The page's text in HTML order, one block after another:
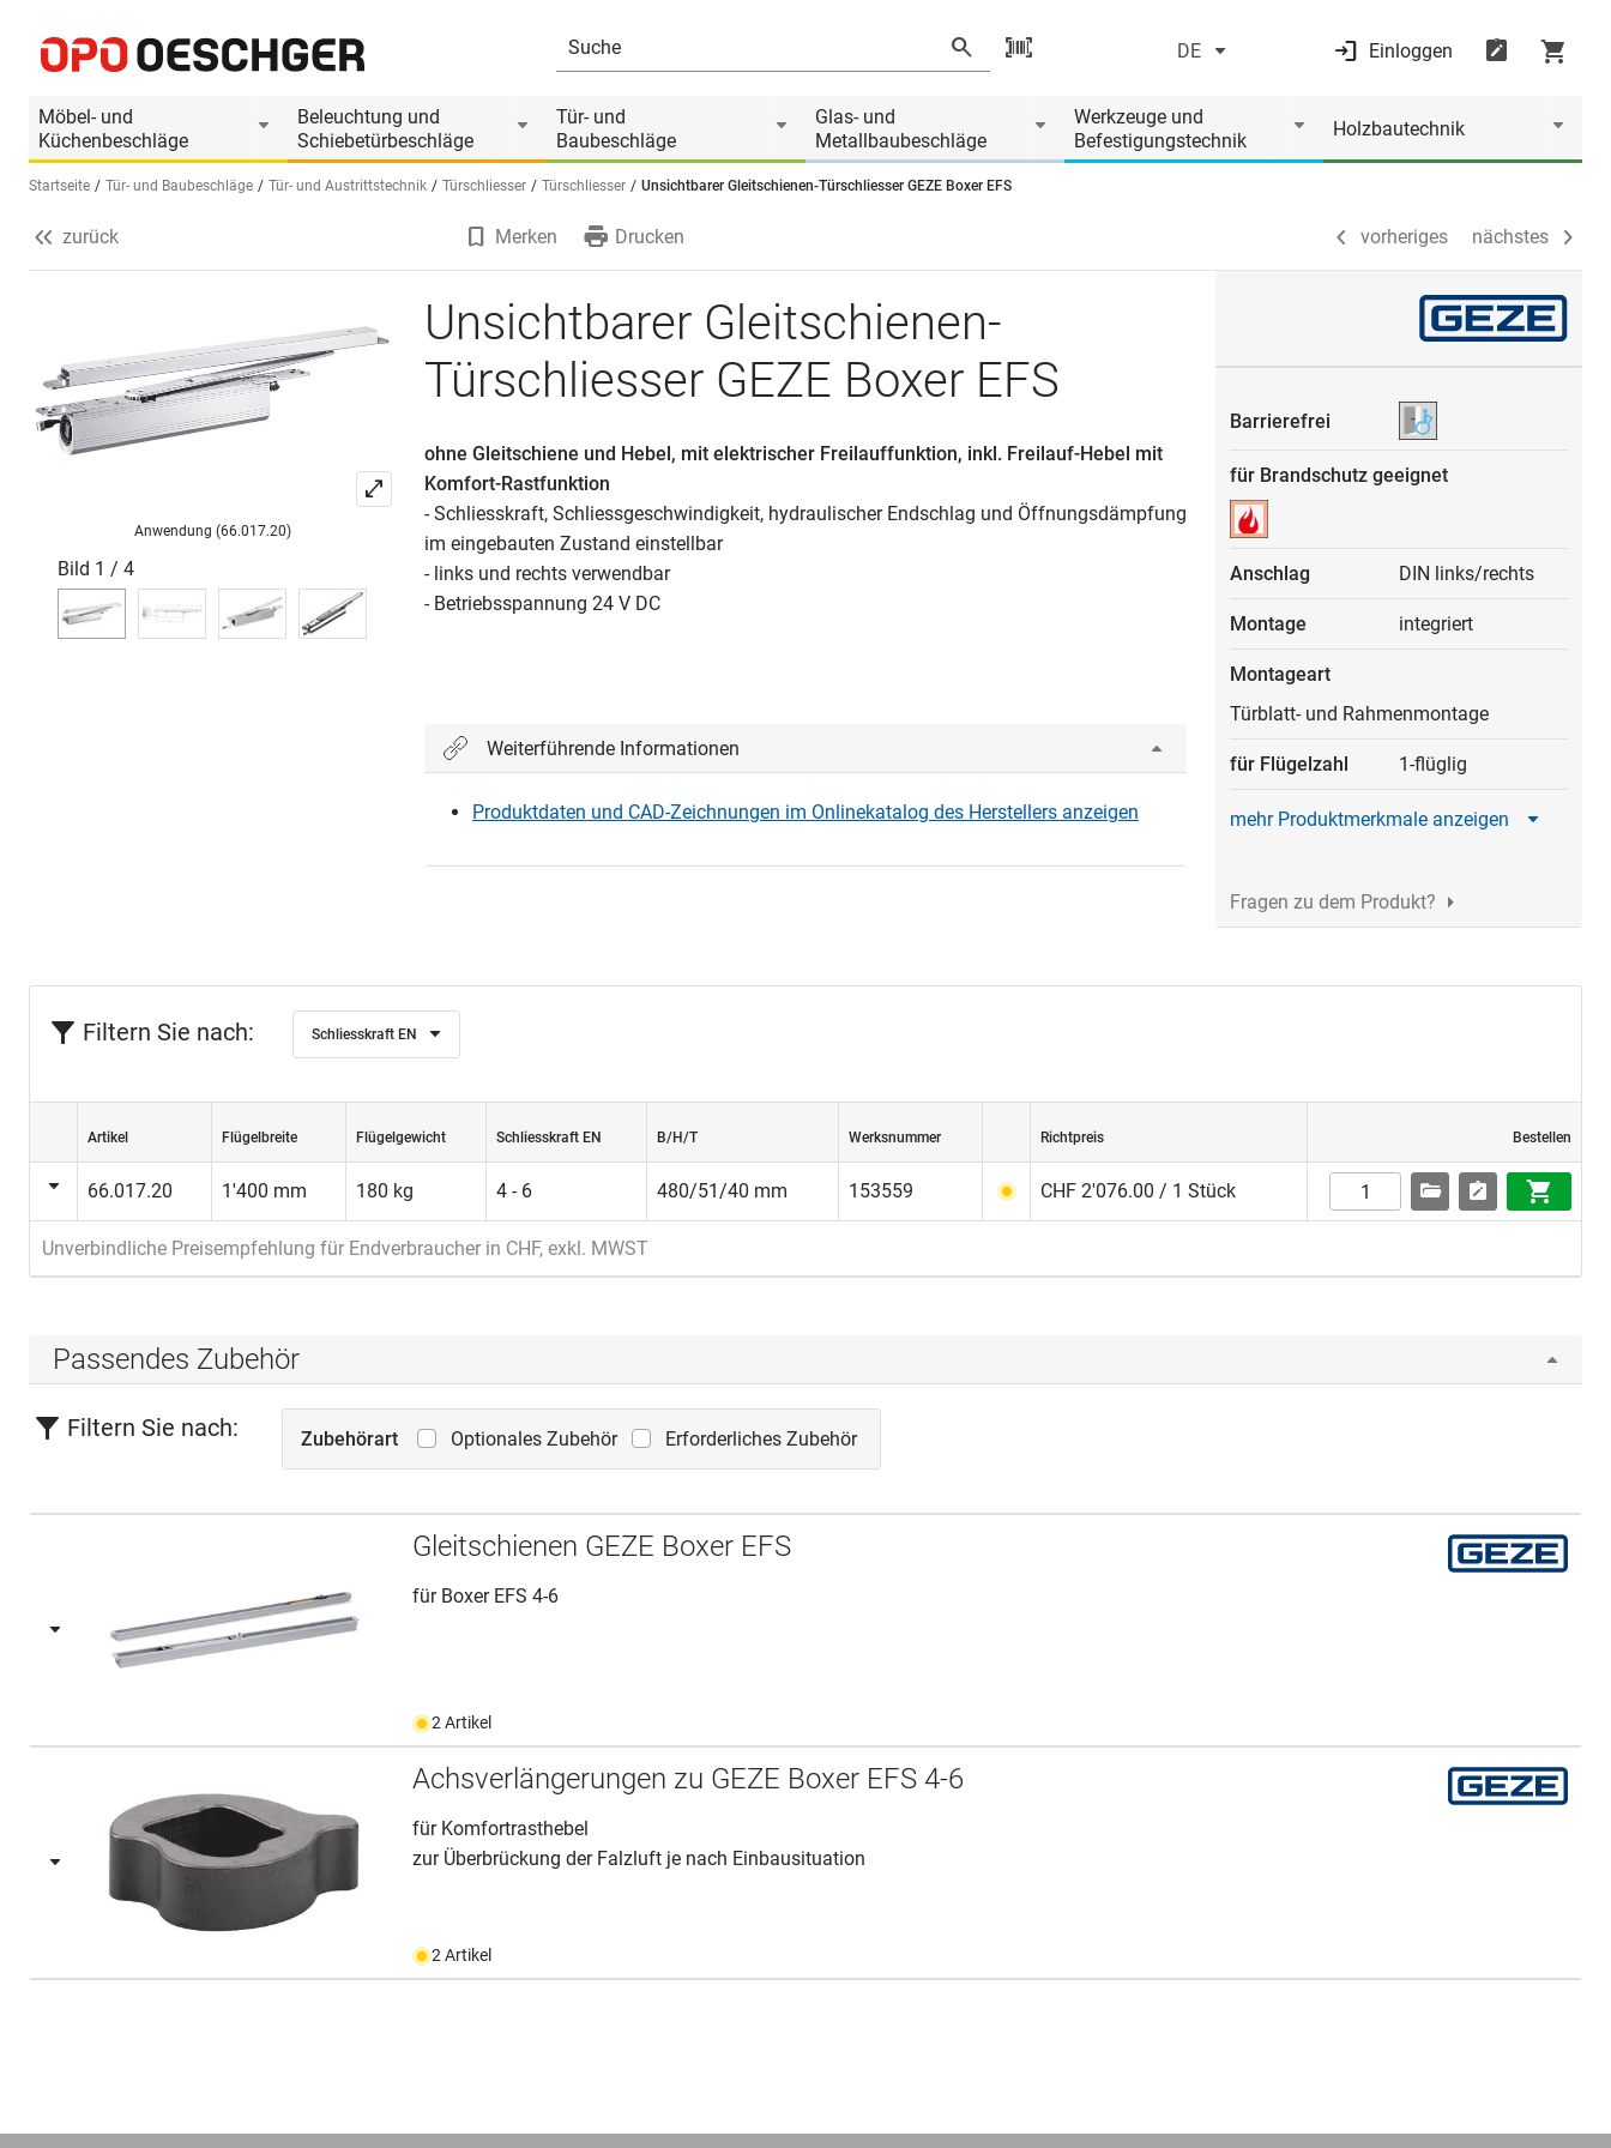
DE Einloggen
Möbel- und
Küchenbeschläge
Beleuchtung und
Schiebetürbeschläge
Tür- und
Baubeschläge
Glas- und
Metallbaubeschläge
Werkzeuge und
Befestigungstechnik
Holzbautechnik
Sprache wählen (DE)
Startseite Tür- und Baubeschläge Tür- und Austrittstechnik Türschliesser Türschliesser Unsichtbarer Gleitschienen-Türschliesser GEZE Boxer EFS
Produktinformationen
Passendes Zubehör vorheriges nächstes
zurück Merken Drucken vorheriges nächstes
Anwendung (66.017.20)
Bild 1 / 4
Unsichtbarer Gleitschienen-
Türschliesser GEZE Boxer EFS
ohne Gleitschiene und Hebel, mit elektrischer Freilauffunktion, inkl. Freilauf-Hebel mit
Komfort-Rastfunktion
- Schliesskraft, Schliessgeschwindigkeit, hydraulischer Endschlag und Öffnungsdämpfung
im eingebauten Zustand einstellbar
- links und rechts verwendbar
- Betriebsspannung 24 V DC
Weiterführende Informationen
Produktdaten und CAD-Zeichnungen im Onlinekatalog des Herstellers anzeigen
Barrierefrei
für Brandschutz geeignet
Anschlag DIN links/rechts
Montage integriert
Montageart
Türblatt- und Rahmenmontage
für Flügelzahl 1-flüglig
mehr Produktmerkmale anzeigen
Fragen zu dem Produkt?
Filtern Sie nach: Schliesskraft EN
Artikel Flügelbreite Flügelgewicht Schliesskraft EN B/H/T Werksnummer Richtpreis Bestellen
66.017.20 1'400 mm 180 kg 4 - 6 480/51/40 mm 153559 CHF 2'076.00 / 1 Stück
Unverbindliche Preisempfehlung für Endverbraucher in CHF, exkl. MWST
Passendes Zubehör
Filtern Sie nach: Zubehörart Optionales Zubehör Erforderliches Zubehör
Gleitschienen GEZE Boxer EFS
für Boxer EFS 4-6
2 Artikel
Achsverlängerungen zu GEZE Boxer EFS 4-6
für Komfortrasthebel
zur Überbrückung der Falzluft je nach Einbausituation
2 Artikel